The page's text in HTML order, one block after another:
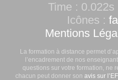
Time :
Icônes :
Mentions
La formation à distance permet
l’encadrement de nos
questions sur votre formation, ne
chacun peut donner son avis sur